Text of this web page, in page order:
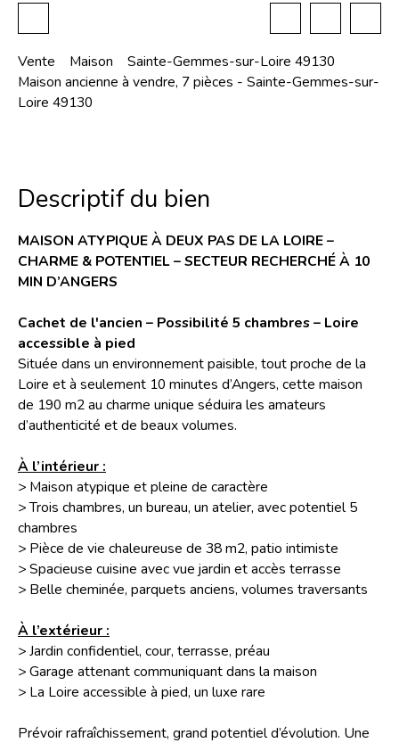
Vente Maison
Sainte-Gemmes-sur-Loire 49130
Maison ancienne à vendre, 7 pièces - Sainte-Gemmes-sur-
Loire 49130
Descriptif du bien
MAISON ATYPIQUE À DEUX PAS DE LA LOIRE –
CHARME & POTENTIEL – SECTEUR RECHERCHÉ À 10
MIN D’ANGERS
Cachet de l'ancien – Possibilité 5 chambres – Loire
accessible à pied
Située dans un environnement paisible, tout proche de la
Loire et à seulement 10 minutes d’Angers, cette maison
de 190 m2 au charme unique séduira les amateurs
d’authenticité et de beaux volumes.
À l’intérieur :
> Maison atypique et pleine de caractère
> Trois chambres, un bureau, un atelier, avec potentiel 5
chambres
> Pièce de vie chaleureuse de 38 m2, patio intimiste
> Spacieuse cuisine avec vue jardin et accès terrasse
> Belle cheminée, parquets anciens, volumes traversants
À l’extérieur :
> Jardin confidentiel, cour, terrasse, préau
> Garage attenant communiquant dans la maison
> La Loire accessible à pied, un luxe rare
Prévoir rafraîchissement, grand potentiel d’évolution. Une